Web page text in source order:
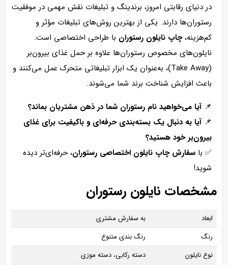
در دنیای رقابتی امروز، برندینگ و تبلیغات نقش مهمی در موفقیت
رستوران‌ها دارند. یکی از بهترین روش‌های تبلیغات مؤثر و
کم‌هزینه،چاپ نایلون رستوران با طراحی اختصاصی است.
نایلون‌های مخصوص رستوران‌ها علاوه بر حمل غذای بیرون‌بر
(Take Away)، به‌عنوان یک ابزار تبلیغاتی متحرک عمل می‌کنند و
باعث افزایش شناخت برند شما می‌شوند.
📌 آیا می‌خواهید نام رستوران شما در ذهن مشتریان بماند؟
📌 آیا به دنبال یک بسته‌بندی حرفه‌ای و باکیفیت برای غذای
بیرون‌بر خود هستید؟
✅ با سفارش چاپ نایلون اختصاصی رستوران، حرفه‌ای‌تر دیده
شوید!
مشخصات نایلون رستوران
ابعاد
به سفارش مشتری
رنگ
رنگ بندی متنوع
نوع نایلون
دسته رکابی، دسته موزی